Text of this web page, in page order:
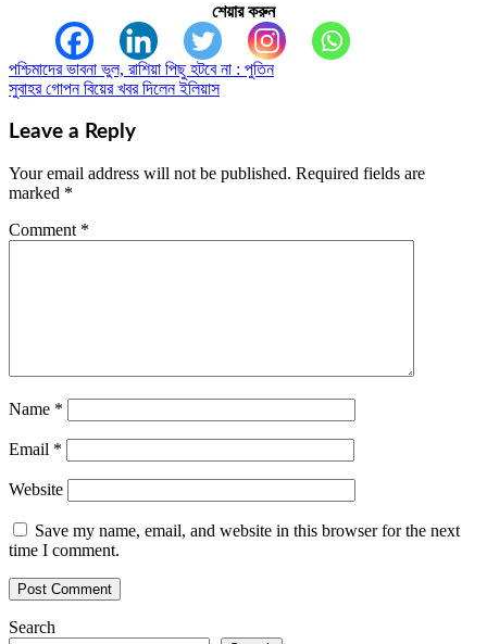
শেয়ার করুন
Post
navigation
পশ্চিমাদের ভাবনা ভুল, রাশিয়া পিছু হটবে না : পুতিন
সুবাহর গোপন বিয়ের খবর দিলেন ইলিয়াস
Leave a Reply
Your email address will not be published. Required fields are
marked *
Comment *
Name *
Email *
Website
Save my name, email, and website in this browser for the next
time I comment.
Search